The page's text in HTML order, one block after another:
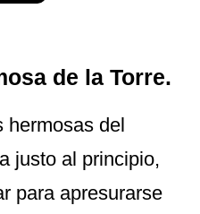
de la Torre.
hermosas del
justo al principio,
para apresurarse